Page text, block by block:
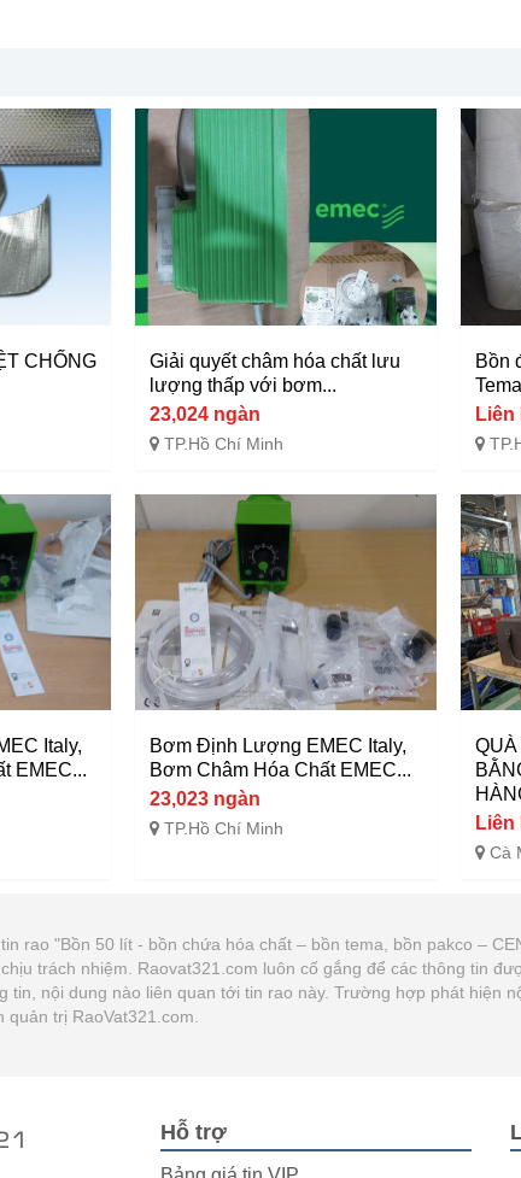
CHỐNG
Giải quyết châm hóa chất lưu
lượng thấp với bơm...
23,024 ngàn
TP.Hồ Chí Minh
Bồn
Liên
Italy,
EMEC...
Bơm Định Lượng EMEC Italy,
Bơm Châm Hóa Chất EMEC...
23,023 ngàn
TP.Hồ Chí Minh
Liên
Cà
rao "Bồn 50 lít - bồn chứa hóa chất – bồn tema, bồn pakco –
trách nhiệm. Raovat321.com luôn cố gắng để các thông tin
tin, nội dung nào liên quan tới tin rao này. Trường hợp phát hiện
trị RaoVat321.com.
Hỗ trợ